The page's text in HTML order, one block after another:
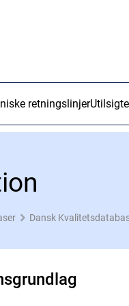
retningslinjer
Dansk